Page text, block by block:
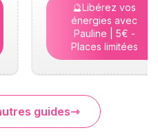
🔮Libérez vos
énergies avec
Pauline | 5€ -
Places limitées
guides